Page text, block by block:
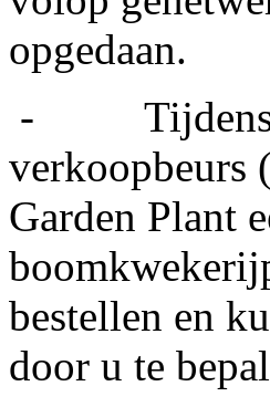
opgedaan.
- Tijdens
verkoopbeurs
Garden Plant
bestellen en
door u te